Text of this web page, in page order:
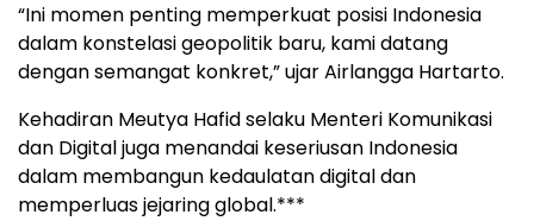
“Ini momen penting memperkuat posisi Indonesia
dalam konstelasi geopolitik baru, kami datang
dengan semangat konkret,” ujar Airlangga Hartarto.
Kehadiran Meutya Hafid selaku Menteri Komunikasi
dan Digital juga menandai keseriusan Indonesia
dalam membangun kedaulatan digital dan
memperluas jejaring global.***